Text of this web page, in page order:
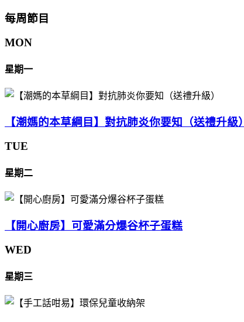
每周節目
MON
星期一
【潮媽的本草綱目】對抗肺炎你要知（送禮升級）
TUE
星期二
【開心廚房】可愛滿分爆谷杯子蛋糕
WED
星期三